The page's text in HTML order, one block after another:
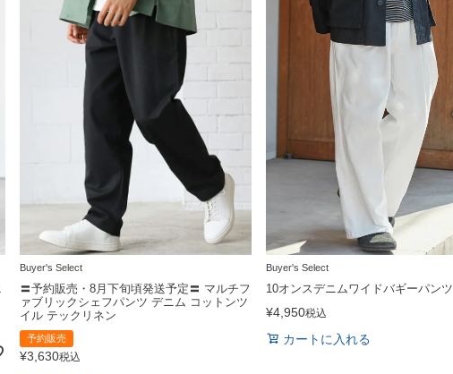
Buyer's Select
〓予約販売・8月下旬頃発送予定〓 マルチフ
ァブリックシェフパンツ デニム コットンツ
イル テックリネン
予約販売
¥3,630税込
Buyer's Select
10オンスデニムワイドバギーパンツ
¥4,950税込
カートに入れる